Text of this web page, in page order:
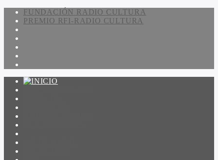
FUNDACIÓN RADIO CULTURA
PREMIO RFI-RADIO CULTURA